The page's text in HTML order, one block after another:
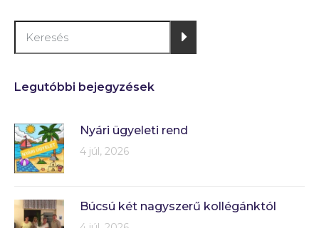
Legutóbbi bejegyzések
Nyári ügyeleti rend
4 júl, 2026
Búcsú két nagyszerű kollégánktól